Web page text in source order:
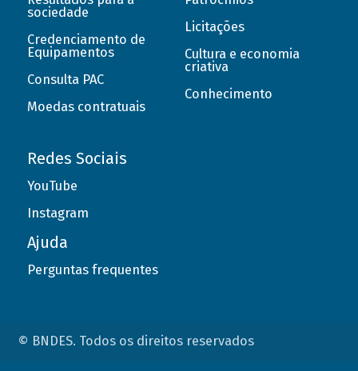
sociedade
Credenciamento de
Equipamentos
Consulta PAC
Moedas contratuais
Licitações
Cultura e economia
criativa
Conhecimento
Redes Sociais
YouTube
Instagram
Ajuda
Perguntas frequentes
© BNDES. Todos os direitos reservados